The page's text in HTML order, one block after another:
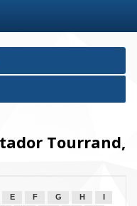
Tourrand,
E F G H